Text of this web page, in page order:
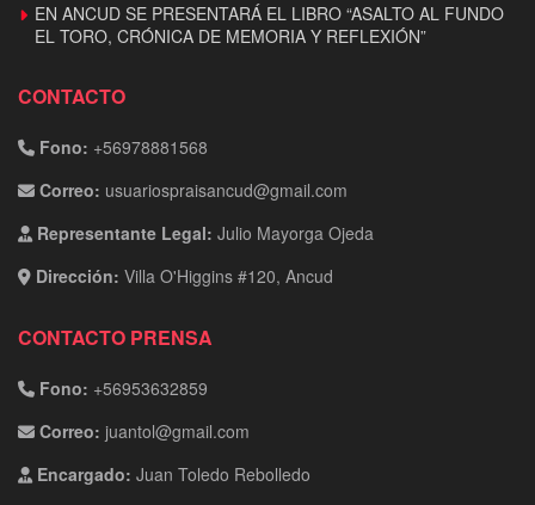
EN ANCUD SE PRESENTARÁ EL LIBRO “ASALTO AL FUNDO
EL TORO, CRÓNICA DE MEMORIA Y REFLEXIÓN”
CONTACTO
Fono: +56978881568
Correo: usuariospraisancud@gmail.com
Representante Legal: Julio Mayorga Ojeda
Dirección: Villa O'Higgins #120, Ancud
CONTACTO PRENSA
Fono: +56953632859
Correo: juantol@gmail.com
Encargado: Juan Toledo Rebolledo